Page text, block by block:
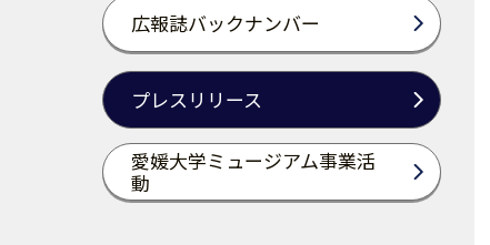
広報誌バックナンバー
プレスリリース
愛媛大学ミュージアム事業活
動